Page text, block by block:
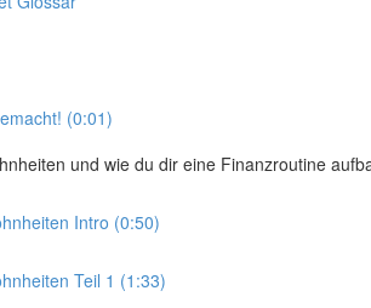
(0:01)
und wie du dir eine Finanzroutine
Intro (0:50)
Teil 1 (1:33)